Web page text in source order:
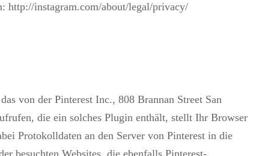
http://instagram.com/about/legal/privacy/
von der Pinterest Inc., 808 Brannan Street San
die ein solches Plugin enthält, stellt Ihr Browser
Protokolldaten an den Server von Pinterest in die
besuchten Websites, die ebenfalls Pinterest-